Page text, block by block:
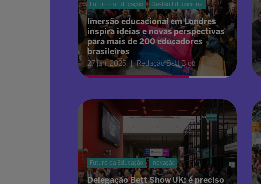
Futuro da Educação Gestão Educacional
Imersão educacional em Londres
inspira ideias e novas perspectivas
para mais de 200 educadores
brasileiros
27 jan. 2025 Redação Bett Blog
Futuro da Educação Inovação
Delegação Bett Show UK: é preciso